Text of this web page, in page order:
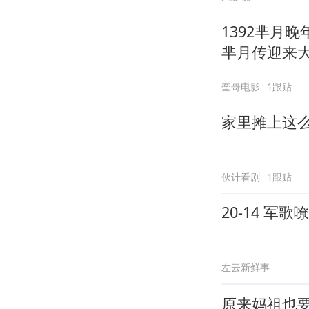
1392芈月晚
芈月传迎来
奎哥电影 1跟贴
家里摊上这
伙计看剧 1跟贴
20-14 军歌
左云新鲜事
原来妈祖也